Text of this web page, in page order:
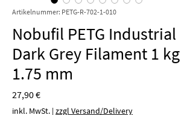
Artikelnummer: PETG-R-702-1-010
Nobufil PETG Industrial
Dark Grey Filament 1 kg
1.75 mm
27,90 €Preis
inkl. MwSt. |zzgl Versand/Delivery